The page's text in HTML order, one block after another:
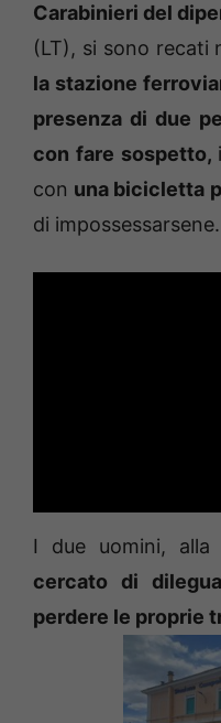
Carabinieri del
(LT), si sono recati
la stazione
presenza di due
con fare sospetto,
con una bicicletta
di impossessarsene.
I due uomini,
cercato di
perdere le proprie